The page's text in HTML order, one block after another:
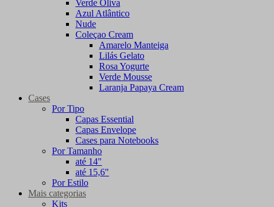
Verde Oliva
Azul Atlântico
Nude
Coleçao Cream
Amarelo Manteiga
Lilás Gelato
Rosa Yogurte
Verde Mousse
Laranja Papaya Cream
Cases
Por Tipo
Capas Essential
Capas Envelope
Cases para Notebooks
Por Tamanho
até 14"
até 15,6"
Por Estilo
Mais categorias
Kits